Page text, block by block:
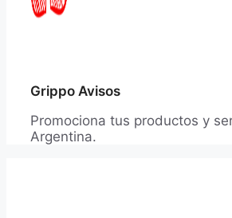
Grippo Avisos
Promociona tus productos y
Argentina.